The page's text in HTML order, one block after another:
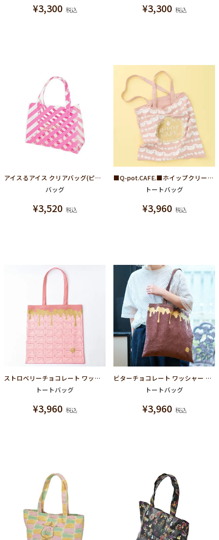
¥3,300 税込 ¥3,300 税込
アイスるアイス クリアバッグ(ピンク)
バッグ
¥3,520 税込
■Q-pot.CAFE.■ホイップクリーム ワッシャー トートバッグ
トートバッグ
¥3,960 税込
ストロベリーチョコレート ワッシャー トートバッグ
トートバッグ
¥3,960 税込
ビターチョコレート ワッシャー トートバッグ
トートバッグ
¥3,960 税込